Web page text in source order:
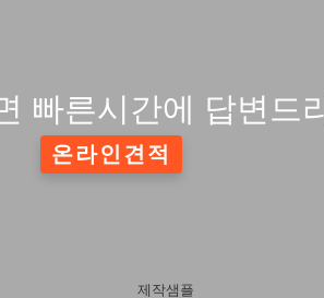
빠른시간에 답변드
온라인견적
제작샘플